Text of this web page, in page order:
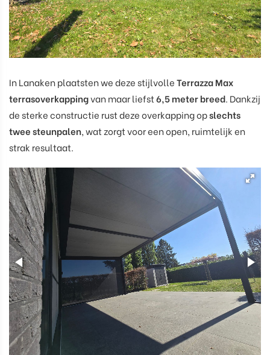
In Lanaken plaatsten we deze stijlvolleTerrazza Max
terrasoverkappingvan maar liefst6,5 meter breed. Dankzij
de sterke constructie rust deze overkapping opslechts
twee steunpalen, wat zorgt voor een open, ruimtelijk en
strak resultaat.